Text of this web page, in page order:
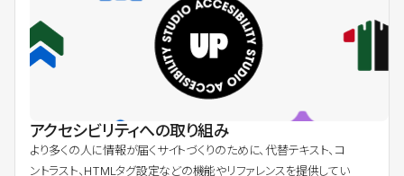
アクセシビリティへの取り組み
より多くの人に情報が届くサイトづくりのために、代替テキスト、コ
ントラスト、HTMLタグ設定などの機能やリファレンスを提供してい